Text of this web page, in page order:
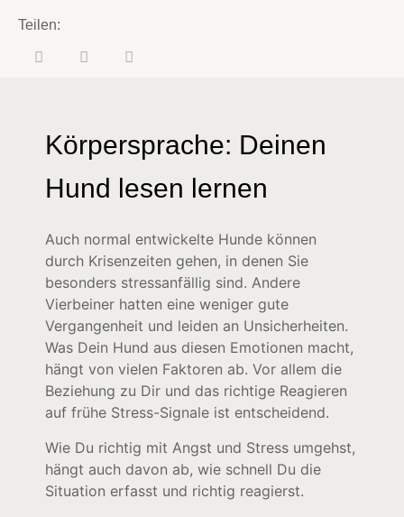
Teilen:
Körpersprache: Deinen
Hund lesen lernen
Auch normal entwickelte Hunde können
durch Krisenzeiten gehen, in denen Sie
besonders stressanfällig sind. Andere
Vierbeiner hatten eine weniger gute
Vergangenheit und leiden an Unsicherheiten.
Was Dein Hund aus diesen Emotionen macht,
hängt von vielen Faktoren ab. Vor allem die
Beziehung zu Dir und das richtige Reagieren
auf frühe Stress-Signale ist entscheidend.
Wie Du richtig mit Angst und Stress umgehst,
hängt auch davon ab, wie schnell Du die
Situation erfasst und richtig reagierst.